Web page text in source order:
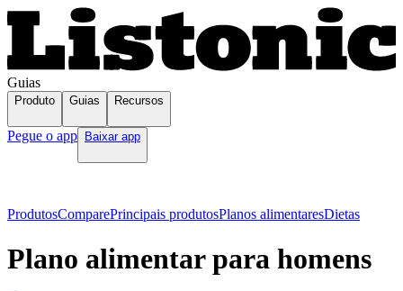
Guias
Produto Guias Recursos
Pegue o app Baixar app
ProdutosComparePrincipais produtosPlanos alimentaresDietas
Plano alimentar para homens